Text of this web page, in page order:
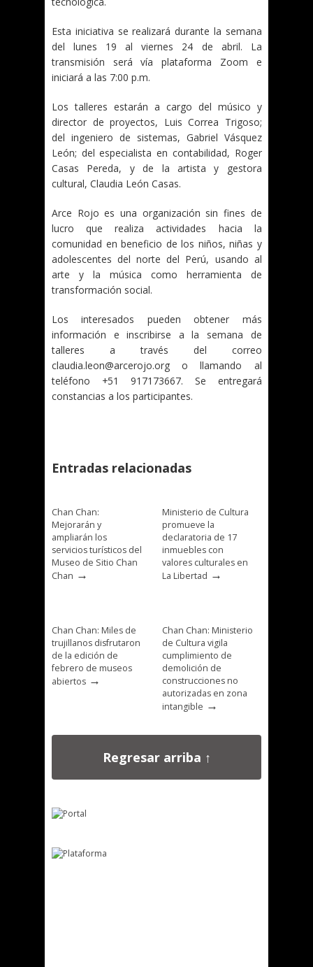
Esta iniciativa se realizará durante la semana
del lunes 19 al viernes 24 de abril. La
transmisión será vía plataforma Zoom e
iniciará a las 7:00 p.m.
Los talleres estarán a cargo del músico y
director de proyectos, Luis Correa Trigoso;
del ingeniero de sistemas, Gabriel Vásquez
León; del especialista en contabilidad, Roger
Casas Pereda, y de la artista y gestora
cultural, Claudia León Casas.
Arce Rojo es una organización sin fines de
lucro que realiza actividades hacia la
comunidad en beneficio de los niños, niñas y
adolescentes del norte del Perú, usando al
arte y la música como herramienta de
transformación social.
Los interesados pueden obtener más
información e inscribirse a la semana de
talleres a través del correo
claudia.leon@arcerojo.org o llamando al
teléfono +51 917173667. Se entregará
constancias a los participantes.
Entradas relacionadas
Chan Chan:
Mejorarán y
ampliarán los
servicios turísticos del
Museo de Sitio Chan
Chan →
Ministerio de Cultura
promueve la
declaratoria de 17
inmuebles con
valores culturales en
La Libertad →
Chan Chan: Miles de
trujillanos disfrutaron
de la edición de
febrero de museos
abiertos →
Chan Chan: Ministerio
de Cultura vigila
cumplimiento de
demolición de
construcciones no
autorizadas en zona
intangible →
Regresar arriba ↑